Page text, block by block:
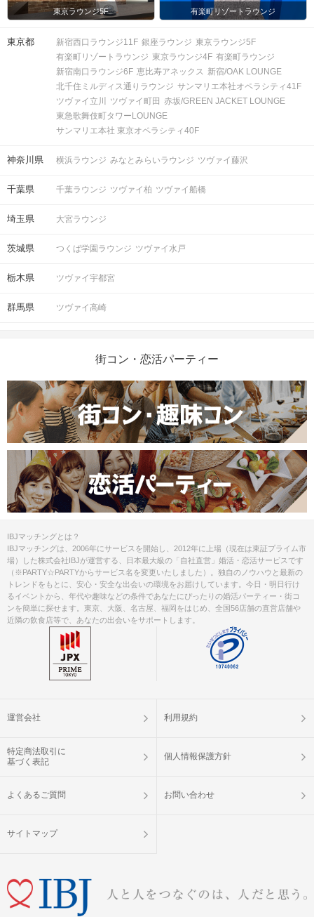
東京ラウンジ5F 有楽町リゾートラウンジ
東京都 新宿西口ラウンジ11F 銀座ラウンジ 東京ラウンジ5F
有楽町リゾートラウンジ 東京ラウンジ4F 有楽町ラウンジ
新宿南口ラウンジ6F 恵比寿アネックス 新宿/OAK LOUNGE
北千住ミルディス通りラウンジ サンマリエ本社オペラシティ41F
ツヴァイ立川
ツヴァイ町田 赤坂/GREEN JACKET LOUNGE
東急歌舞伎町タワーLOUNGE
サンマリエ本社 東京オペラシティ40F
神奈川県 横浜ラウンジ みなとみらいラウンジ ツヴァイ藤沢
千葉県 千葉ラウンジ ツヴァイ柏 ツヴァイ船橋
埼玉県 大宮ラウンジ
茨城県 つくば学園ラウンジ ツヴァイ水戸
栃木県 ツヴァイ宇都宮
群馬県 ツヴァイ高崎
街コン・恋活パーティー
IBJマッチングとは？
IBJマッチングは、2006年にサービスを開始し、2012年に上場（現在は東証プライム市
場）した株式会社IBJが運営する、日本最大級の「自社直営」婚活・恋活サービスです
（※PARTY☆PARTYからサービス名を変更いたしました）。独自のノウハウと最新の
トレンドをもとに、安心・安全な出会いの環境をお届けしています。今日・明日行け
るイベントから、年代や趣味などの条件であなたにぴったりの婚活パーティー・街コ
ンを簡単に探せます。東京、大阪、名古屋、福岡をはじめ、全国56店舗の直営店舗や
近隣の飲食店等で、あなたの出会いをサポートします。
運営会社 利用規約
特定商法取引に
基づく表記
個人情報保護方針
よくあるご質問 お問い合わせ
サイトマップ